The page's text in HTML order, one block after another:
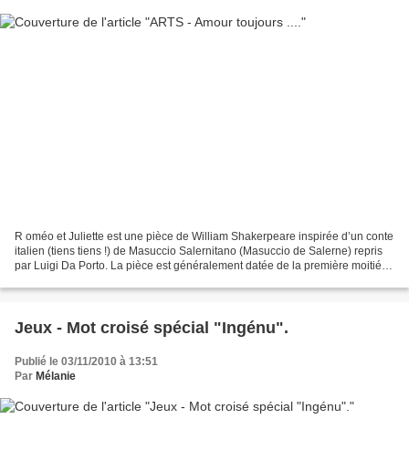
R oméo et Juliette est une pièce de William Shakerpeare inspirée d’un conte
italien (tiens tiens !) de Masuccio Salernitano (Masuccio de Salerne) repris
par Luigi Da Porto. La pièce est généralement datée de la première moitié
Jeux - Mot croisé spécial "Ingénu".
Publié le 03/11/2010 à 13:51
Par Mélanie